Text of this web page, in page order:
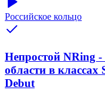
Российское кольцо
Непростой NRing
области в
Debut